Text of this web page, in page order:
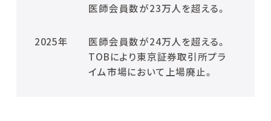
医師会員数が23万人を超える。
2025年
医師会員数が24万人を超える。
TOBにより東京証券取引所プラ
イム市場において上場廃止。